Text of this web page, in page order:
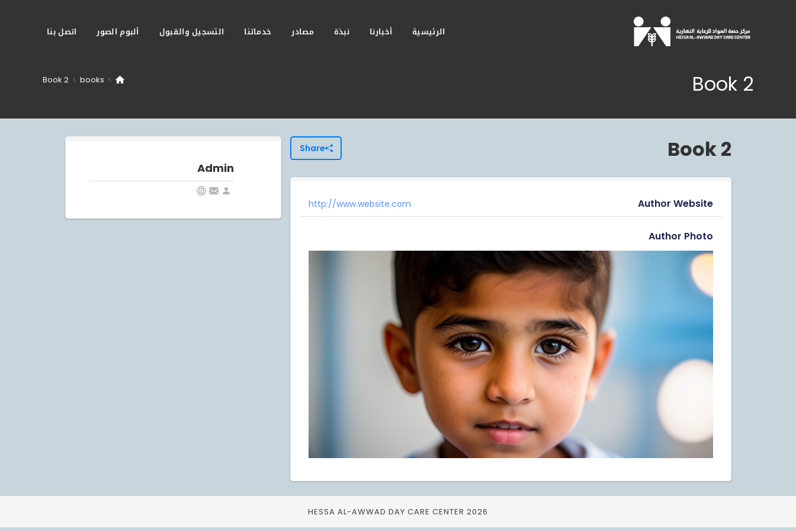
الرئيسية أخبارنا نبذة مصادر خدماتنا التسجيل والقبول ألبوم الصور اتصل بنا
Book 2
>
books
>
Book 2
Book 2
Share
Author Website
http://www.website.com
Author Photo
Admin
2026 HESSA AL-AWWAD DAY CARE CENTER